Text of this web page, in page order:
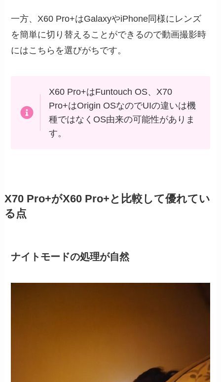
一方、X60 Pro+はGalaxyやiPhone同様にレンズ
を簡単に切り替えることができるので動画撮影時
にはこちらを選びがちです。
X60 Pro+はFuntouch OS、X70
Pro+はOrigin OSなのでUIの違いは機
種ではなくOS由来の可能性がありま
す。
X70 Pro+がX60 Pro+と比較して優れてい
る点
ナイトモードの処理が自然